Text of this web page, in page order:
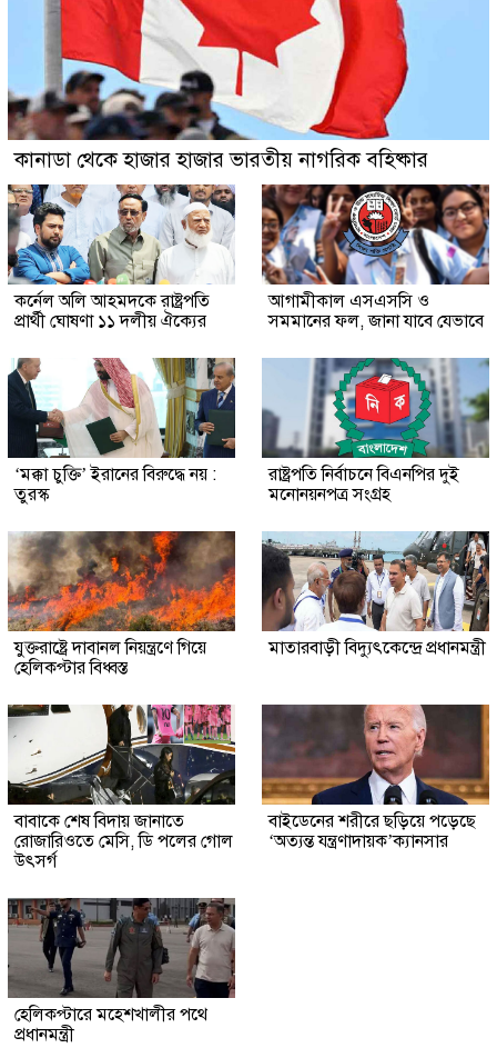
কানাডা থেকে হাজার হাজার ভারতীয় নাগরিক বহিষ্কার
কর্নেল অলি আহমদকে রাষ্ট্রপতি
প্রার্থী ঘোষণা ১১ দলীয় ঐক্যের
আগামীকাল এসএসসি ও
সমমানের ফল, জানা যাবে যেভাবে
‘মক্কা চুক্তি’ ইরানের বিরুদ্ধে নয় :
তুরস্ক
রাষ্ট্রপতি নির্বাচনে বিএনপির দুই
মনোনয়নপত্র সংগ্রহ
যুক্তরাষ্ট্রে দাবানল নিয়ন্ত্রণে গিয়ে
হেলিকপ্টার বিধ্বস্ত
মাতারবাড়ী বিদ্যুৎকেন্দ্রে প্রধানমন্ত্রী
বাবাকে শেষ বিদায় জানাতে
রোজারিওতে মেসি, ডি পলের গোল
উৎসর্গ
বাইডেনের শরীরে ছড়িয়ে পড়েছে
‘অত্যন্ত যন্ত্রণাদায়ক’ক্যানসার
হেলিকপ্টারে মহেশখালীর পথে
প্রধানমন্ত্রী